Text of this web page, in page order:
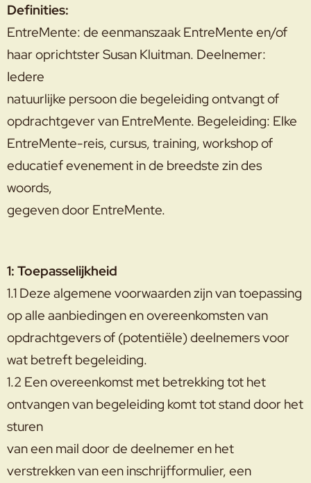
Definities:
EntreMente: de eenmanszaak EntreMente en/of
haar oprichtster Susan Kluitman. Deelnemer:
Iedere
natuurlijke persoon die begeleiding ontvangt of
opdrachtgever van EntreMente. Begeleiding: Elke
EntreMente-reis, cursus, training, workshop of
educatief evenement in de breedste zin des
woords,
gegeven door EntreMente.
1: Toepasselijkheid
1.1 Deze algemene voorwaarden zijn van toepassing
op alle aanbiedingen en overeenkomsten van
opdrachtgevers of (potentiële) deelnemers voor
wat betreft begeleiding.
1.2 Een overeenkomst met betrekking tot het
ontvangen van begeleiding komt tot stand door het
sturen
van een mail door de deelnemer en het
verstrekken van een inschrijfformulier, een